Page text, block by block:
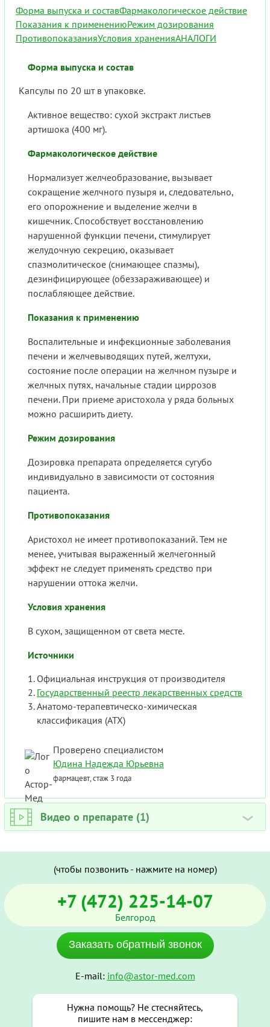
Форма выпуска и составФармакологическое действие
Показания к применениюРежим дозирования
ПротивопоказанияУсловия храненияАНАЛОГИ
Форма выпуска и состав
Капсулы по 20 шт в упаковке.
Активное вещество: сухой экстракт листьев
артишока (400 мг).
Фармакологическое действие
Нормализует желчеобразование, вызывает
сокращение желчного пузыря и, следовательно,
его опорожнение и выделение желчи в
кишечник. Способствует восстановлению
нарушенной функции печени, стимулирует
желудочную секрецию, оказывает
спазмолитическое (снимающее спазмы),
дезинфицирующее (обеззараживающее) и
послабляющее действие.
Показания к применению
Воспалительные и инфекционные заболевания
печени и желчевыводящих путей, желтухи,
состояние после операции на желчном пузыре и
желчных путях, начальные стадии циррозов
печени. При приеме аристохола у ряда больных
можно расширить диету.
Режим дозирования
Дозировка препарата определяется сугубо
индивидуально в зависимости от состояния
пациента.
Противопоказания
Аристохол не имеет противопоказаний. Тем не
менее, учитывая выраженный желчегонный
эффект не следует применять средство при
нарушении оттока желчи.
Условия хранения
В сухом, защищенном от света месте.
Источники
Официальная инструкция от производителя
Государственный реестр лекарственных средств
Анатомо-терапевтическо-химическая
классификация (ATX)
Проверено специалистом
Юдина Надежда Юрьевна
фармацевт, стаж 3 года
Видео о препарате (1) ›
(чтобы позвонить - нажмите на номер)
+7 (472) 225-14-07
Белгород
Заказать обратный звонок
E-mail: info@astor-med.com
Нужна помощь? Не стесняйтесь,
пишите нам в мессенджер: